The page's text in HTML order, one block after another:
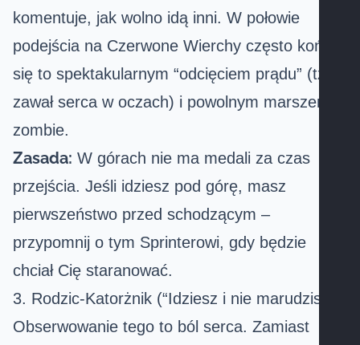
komentuje, jak wolno idą inni. W połowie
podejścia na Czerwone Wierchy często kończy
się to spektakularnym “odcięciem prądu” (tzw.
zawał serca w oczach) i powolnym marszem
zombie.
Zasada: W górach nie ma medali za czas
przejścia. Jeśli idziesz pod górę, masz
pierwszeństwo przed schodzącym –
przypomnij o tym Sprinterowi, gdy będzie
chciał Cię staranować.
3. Rodzic-Katorżnik (“Idziesz i nie marudzisz!”)
Obserwowanie tego to ból serca. Zamiast